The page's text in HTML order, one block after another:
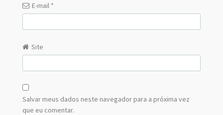
E-mail *
Site
Salvar meus dados neste navegador para a próxima vez
que eu comentar.